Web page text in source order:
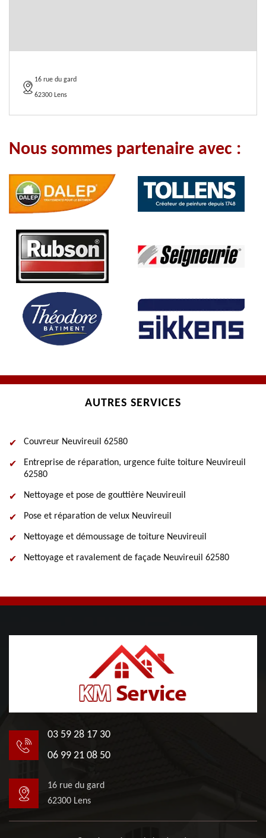
16 rue du gard
62300 Lens
Nous sommes partenaire avec :
AUTRES SERVICES
Couvreur Neuvireuil 62580
Entreprise de réparation, urgence fuite toiture Neuvireuil
62580
Nettoyage et pose de gouttière Neuvireuil
Pose et réparation de velux Neuvireuil
Nettoyage et démoussage de toiture Neuvireuil
Nettoyage et ravalement de façade Neuvireuil 62580
03 59 28 17 30
06 99 21 08 50
16 rue du gard
62300 Lens